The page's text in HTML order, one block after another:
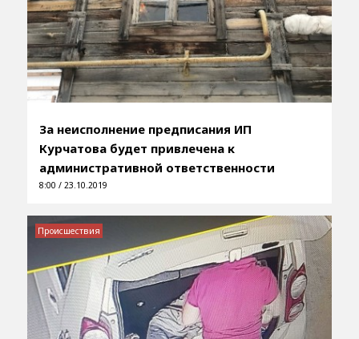
За неисполнение предписания ИП
Курчатова будет привлечена к
административной ответственности
8:00 / 23.10.2019
Происшествия